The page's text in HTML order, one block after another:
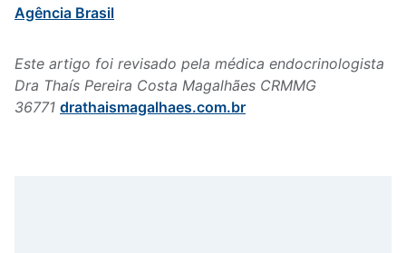
Agência Brasil
Este artigo foi revisado pela médica endocrinologista
Dra Thaís Pereira Costa Magalhães CRMMG
36771 drathaismagalhaes.com.br